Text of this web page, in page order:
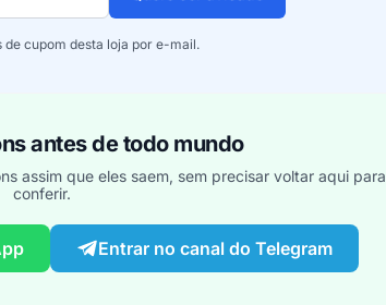
cupom desta loja por e-mail.
antes de todo mundo
assim que eles saem, sem precisar voltar aqui para
conferir.
Entrar no canal do Telegram